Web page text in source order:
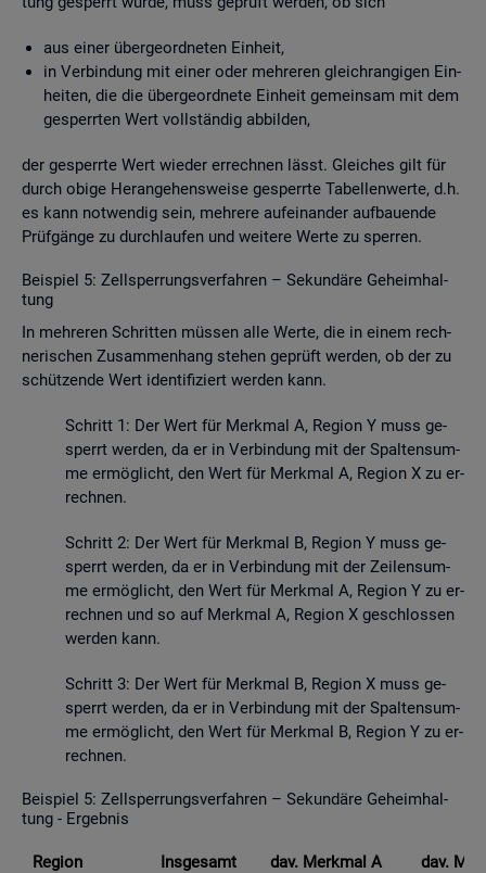
aus einer über­ge­ord­ne­ten Ein­heit,
in Ver­bin­dung mit einer oder meh­re­ren gleich­ran­gi­gen Ein­
hei­ten, die die über­ge­ord­ne­te Ein­heit ge­mein­sam mit dem
ge­sperr­ten Wert voll­stän­dig ab­bil­den,
der ge­sperr­te Wert wie­der er­rech­nen lässt. Glei­ches gilt für
durch obige Her­an­ge­hens­wei­se ge­sperr­te Ta­bel­len­wer­te, d.h.
es kann not­wen­dig sein, meh­re­re auf­ein­an­der auf­bau­en­de
Prüf­gän­ge zu durch­lau­fen und wei­te­re Werte zu sper­ren.
Bei­spiel 5: Zell­sper­rungs­ver­fah­ren – Se­kun­dä­re Ge­heim­hal­
tung
In meh­re­ren Schrit­ten müs­sen alle Werte, die in einem rech­
ne­ri­schen Zu­sam­men­hang ste­hen ge­prüft wer­den, ob der zu
schüt­zen­de Wert iden­ti­fi­ziert wer­den kann.
Schritt 1: Der Wert für Merk­mal A, Re­gi­on Y muss ge­
sperrt wer­den, da er in Ver­bin­dung mit der Spal­ten­sum­
me er­mög­licht, den Wert für Merk­mal A, Re­gi­on X zu er­
rech­nen.
Schritt 2: Der Wert für Merk­mal B, Re­gi­on Y muss ge­
sperrt wer­den, da er in Ver­bin­dung mit der Zei­len­sum­
me er­mög­licht, den Wert für Merk­mal A, Re­gi­on Y zu er­
rech­nen und so auf Merk­mal A, Re­gi­on X ge­schlos­sen
wer­den kann.
Schritt 3: Der Wert für Merk­mal B, Re­gi­on X muss ge­
sperrt wer­den, da er in Ver­bin­dung mit der Spal­ten­sum­
me er­mög­licht, den Wert für Merk­mal B, Re­gi­on Y zu er­
rech­nen.
Bei­spiel 5: Zell­sper­rungs­ver­fah­ren – Se­kun­dä­re Ge­heim­hal­
tung - Er­geb­nis
Re­gi­on Ins­ge­samt dav. Merk­mal A dav.